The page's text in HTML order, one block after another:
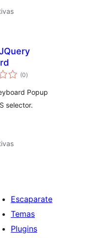
(0total
de
)
Popup
selector.
Escaparate
Temas
Plugins